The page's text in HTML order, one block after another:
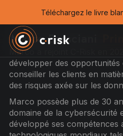
Téléchargez le livre
Marco Bresciani
Marco a rejoint C-Risk en
développer des opportunités
conseiller les clients en
des risques axée sur les
Marco possède plus de 30
domaine de la cybersécurité
développé ses compétences